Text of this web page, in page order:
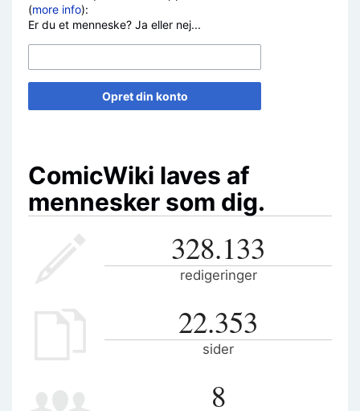
(more info):
Er du et menneske? Ja eller nej...
Opret din konto
ComicWiki laves af
mennesker som dig.
328.133
redigeringer
22.353
sider
8